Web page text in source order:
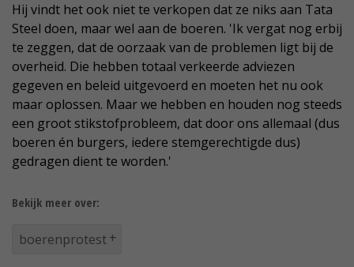
Hij vindt het ook niet te verkopen dat ze niks aan Tata
Steel doen, maar wel aan de boeren. 'Ik vergat nog erbij
te zeggen, dat de oorzaak van de problemen ligt bij de
overheid. Die hebben totaal verkeerde adviezen
gegeven en beleid uitgevoerd en moeten het nu ook
maar oplossen. Maar we hebben en houden nog steeds
een groot stikstofprobleem, dat door ons allemaal (dus
boeren én burgers, iedere stemgerechtigde dus)
gedragen dient te worden.'
Bekijk meer over:
boerenprotest